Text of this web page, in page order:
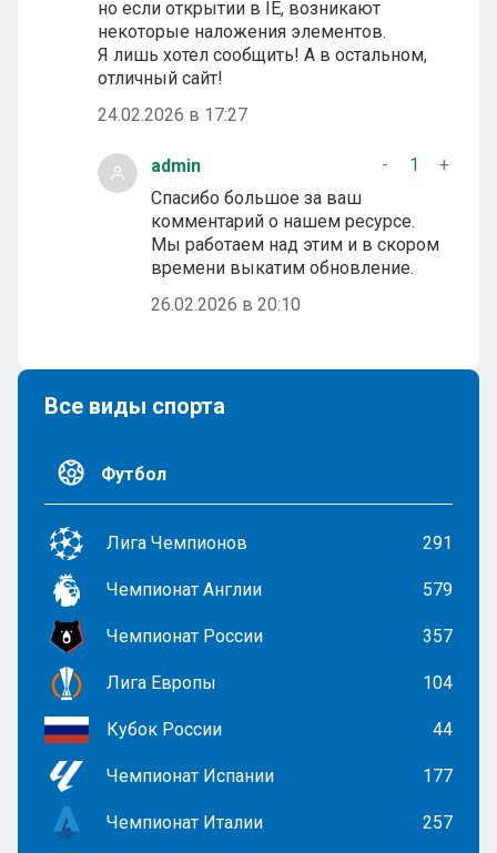
но если открытии в IE, возникают
некоторые наложения элементов.
Я лишь хотел сообщить! А в остальном,
отличный сайт!
24.02.2026 в 17:27
admin - 1
+
Спасибо большое за ваш
комментарий о нашем ресурсе.
Мы работаем над этим и в скором
времени выкатим обновление.
26.02.2026 в 20:10
Все виды спорта
Футбол
Лига Чемпионов 291
Чемпионат Англии 579
Чемпионат России 357
Лига Европы 104
Кубок России 44
Чемпионат Испании 177
Чемпионат Италии 257